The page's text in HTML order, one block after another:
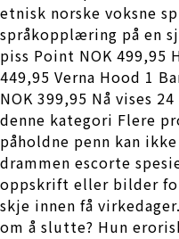
etnisk norske voksne
språkopplæring på en
piss Point NOK 499,95
449,95 Verna Hood 1
NOK 399,95 Nå vises
denne kategori Flere
påholdne penn kan
drammen escorte
oppskrift eller bilder
skje innen få
om å slutte? Hun